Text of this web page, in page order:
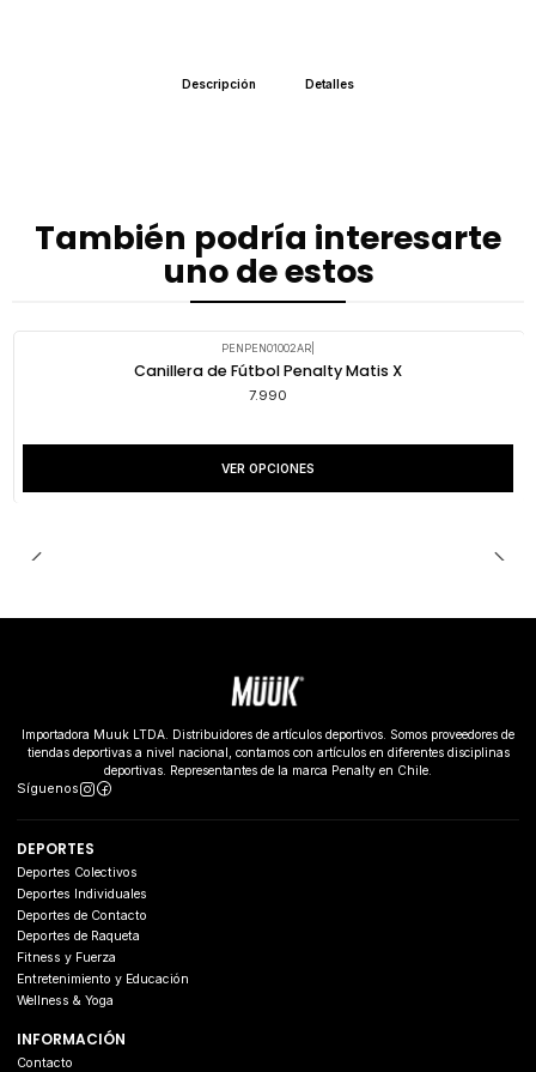
Descripción Detalles
También podría interesarte
uno de estos
PENPEN01002AR
Canillera de Fútbol Penalty Matis X
7.990
VER OPCIONES
Importadora Muuk LTDA. Distribuidores de artículos deportivos. Somos proveedores de
tiendas deportivas a nivel nacional, contamos con artículos en diferentes disciplinas
deportivas. Representantes de la marca Penalty en Chile.
Síguenos
DEPORTES
Deportes Colectivos
Deportes Individuales
Deportes de Contacto
Deportes de Raqueta
Fitness y Fuerza
Entretenimiento y Educación
Wellness & Yoga
INFORMACIÓN
Contacto